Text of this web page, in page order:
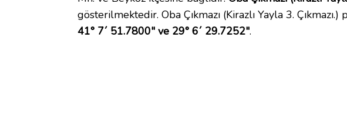
gösterilmektedir. Oba Çıkmazı (Kirazlı Yayla 3.
41° 7´ 51.7800" ve 29° 6´ 29.7252".